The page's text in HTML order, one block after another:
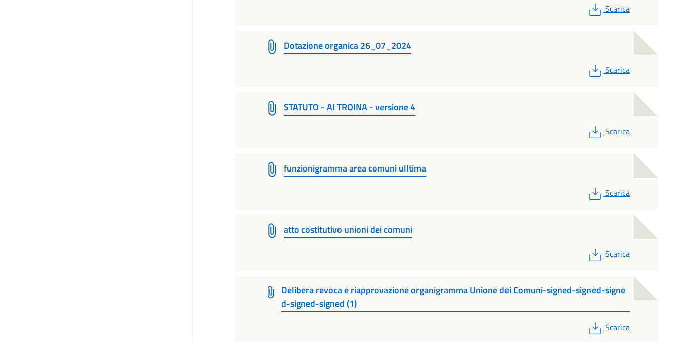
PDF
Scarica
Dotazione organica 26_07_2024
PDF
Scarica
STATUTO - AI TROINA - versione 4
PDF
Scarica
funzionigramma area comuni ulltima
PDF
Scarica
atto costitutivo unioni dei comuni
PDF
Scarica
Delibera revoca e riapprovazione organigramma Unione dei Comuni-signed-signed-signe
d-signed-signed (1)
PDF
Scarica